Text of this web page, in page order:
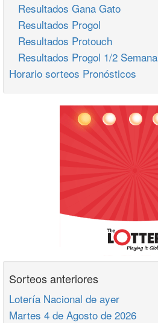
Resultados Gana Gato
Resultados Progol
Resultados Protouch
Resultados Progol 1/2 Semana
Horario sorteos Pronósticos
Sorteos anteriores
Lotería Nacional de ayer
Martes 4 de Agosto de 2026